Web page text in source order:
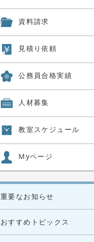
資料請求
見積り依頼
公務員合格実績
人材募集
教室スケジュール
Myページ
重要なお知らせ
おすすめトピックス